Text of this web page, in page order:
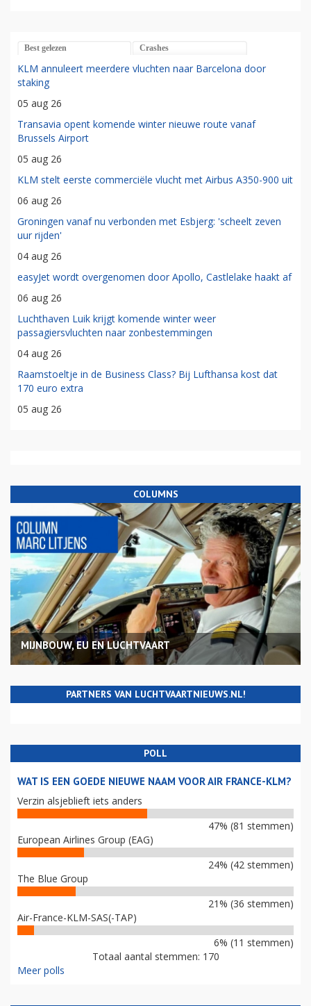
Best gelezen Crashes
KLM annuleert meerdere vluchten naar Barcelona door
staking
05 aug 26
Transavia opent komende winter nieuwe route vanaf
Brussels Airport
05 aug 26
KLM stelt eerste commerciële vlucht met Airbus A350-900 uit
06 aug 26
Groningen vanaf nu verbonden met Esbjerg: 'scheelt zeven
uur rijden'
04 aug 26
easyJet wordt overgenomen door Apollo, Castlelake haakt af
06 aug 26
Luchthaven Luik krijgt komende winter weer
passagiersvluchten naar zonbestemmingen
04 aug 26
Raamstoeltje in de Business Class? Bij Lufthansa kost dat
170 euro extra
05 aug 26
COLUMNS
MIJNBOUW, EU EN LUCHTVAART
PARTNERS VAN LUCHTVAARTNIEUWS.NL!
POLL
WAT IS EEN GOEDE NIEUWE NAAM VOOR AIR FRANCE-KLM?
Verzin alsjeblieft iets anders
47% (81 stemmen)
European Airlines Group (EAG)
24% (42 stemmen)
The Blue Group
21% (36 stemmen)
Air-France-KLM-SAS(-TAP)
6% (11 stemmen)
Totaal aantal stemmen: 170
Meer polls